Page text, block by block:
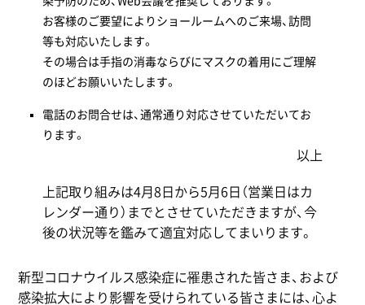
お客様のご要望によりショールームへのご来場、訪問
等も対応いたします。
その場合は手指の消毒ならびにマスクの着用にご理解
のほどお願いいたします。
電話のお問合せは、通常通り対応させていただいてお
ります。
以上
上記取り組みは4月8日から5月6日（営業日はカ
レンダー通り）までとさせていただきますが、今
後の状況等を鑑みて適宜対応してまいります。
新型コロナウイルス感染症に罹患された皆さま、および
感染拡大により影響を受けられている皆さまには、心よ